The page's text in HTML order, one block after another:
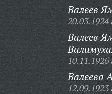
Валеев
20.03.1924
Валеев
10.11.1926
Валеева
12.09.1923